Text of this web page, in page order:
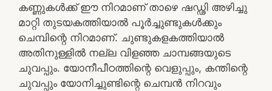
കണ്ണുകൾക്ക് ഈ നിറമാണ് താഴെ ഷഡ്ഢി അഴിച്ചു
മാറ്റി തുടയകത്തിയാൽ പൂർച്ചുണ്ടുകൾക്കും
ചെമ്പിന്റെ നിറമാണ്. ചുണ്ടുകളകത്തിയാൽ
അതിനുള്ളിൽ നല്ല വിളഞ്ഞ ചാമ്പങ്ങയുടെ
ചുവപ്പും. യോനീപീഠത്തിന്റെ വെളുപ്പും, കന്തിന്റെ
ചുവപ്പും യോനിച്ചുണ്ടിന്റെ ചെമ്പൻ നിറവും